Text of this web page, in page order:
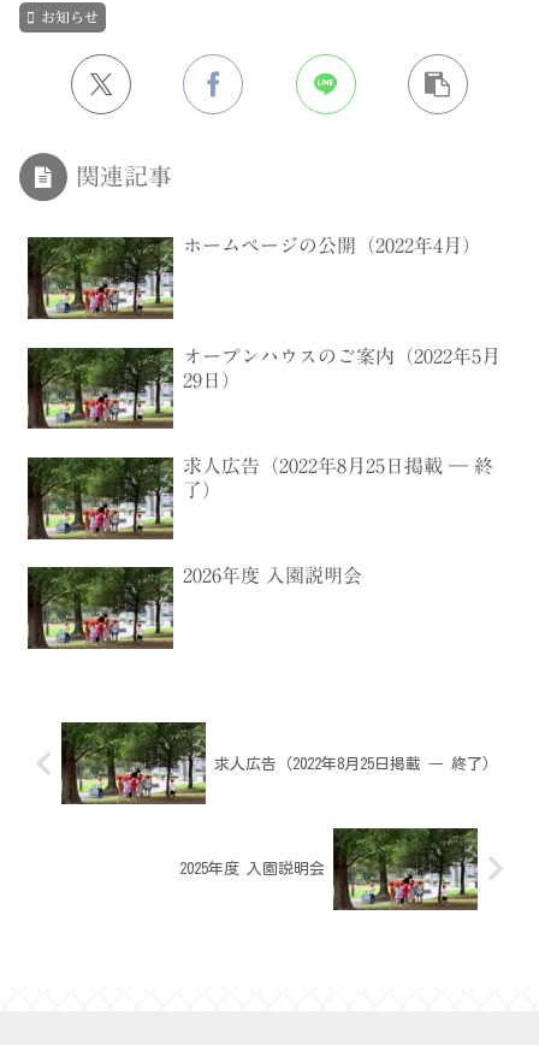
お知らせ
関連記事
ホームページの公開（2022年4月）
オープンハウスのご案内（2022年5月
29日）
求人広告（2022年8月25日掲載 ― 終
了）
2026年度 入園説明会
求人広告（2022年8月25日掲載 ― 終了）
2025年度 入園説明会